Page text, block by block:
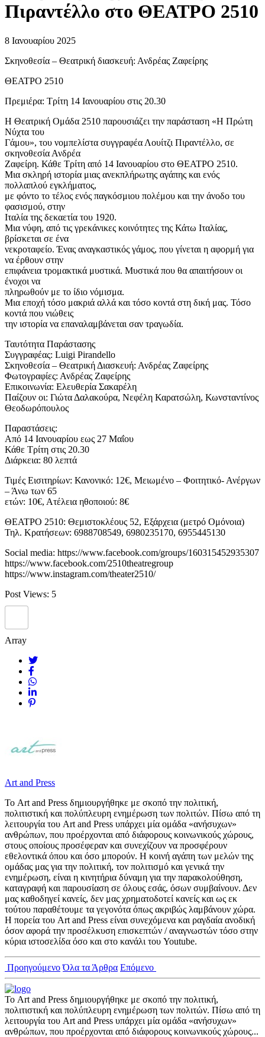
Πιραντέλλο στο ΘΕΑΤΡΟ 2510
8 Ιανουαρίου 2025
Σκηνοθεσία – Θεατρική διασκευή: Ανδρέας Ζαφείρης
ΘΕΑΤΡΟ 2510
Πρεμιέρα: Τρίτη 14 Ιανουαρίου στις 20.30
H Θεατρική Ομάδα 2510 παρουσιάζει την παράσταση «Η Πρώτη
Νύχτα του
Γάμου», του νομπελίστα συγγραφέα Λουίτζι Πιραντέλλο, σε
σκηνοθεσία Ανδρέα
Ζαφείρη. Κάθε Τρίτη από 14 Ιανουαρίου στο ΘΕΑΤΡΟ 2510.
Μια σκληρή ιστορία μιας ανεκπλήρωτης αγάπης και ενός
πολλαπλού εγκλήματος,
με φόντο το τέλος ενός παγκόσμιου πολέμου και την άνοδο του
φασισμού, στην
Ιταλία της δεκαετία του 1920.
Μια νύφη, από τις γρεκάνικες κοινότητες της Κάτω Ιταλίας,
βρίσκεται σε ένα
νεκροταφείο. Ένας αναγκαστικός γάμος, που γίνεται η αφορμή για
να έρθουν στην
επιφάνεια τρομακτικά μυστικά. Μυστικά που θα απαιτήσουν οι
ένοχοι να
πληρωθούν με το ίδιο νόμισμα.
Μια εποχή τόσο μακριά αλλά και τόσο κοντά στη δική μας. Τόσο
κοντά που νιώθεις
την ιστορία να επαναλαμβάνεται σαν τραγωδία.
Ταυτότητα Παράστασης
Συγγραφέας: Luigi Pirandello
Σκηνοθεσία – Θεατρική Διασκευή: Ανδρέας Ζαφείρης
Φωτογραφίες: Ανδρέας Ζαφείρης
Επικοινωνία: Ελευθερία Σακαρέλη
Παίζουν οι: Γιώτα Δαλακούρα, Νεφέλη Καρατσώλη, Κωνσταντίνος
Θεοδωρόπουλος
Παραστάσεις:
Από 14 Ιανουαρίου εως 27 Μαΐου
Κάθε Τρίτη στις 20.30
Διάρκεια: 80 λεπτά
Τιμές Εισιτηρίων: Κανονικό: 12€, Μειωμένο – Φοιτητικό- Ανέργων
– Άνω των 65
ετών: 10€, Ατέλεια ηθοποιού: 8€
ΘΕΑΤΡΟ 2510: Θεμιστοκλέους 52, Εξάρχεια (μετρό Ομόνοια)
Τηλ. Κρατήσεων: 6988708549, 6980235170, 6955445130
Social media: https://www.facebook.com/groups/160315452935307
https://www.facebook.com/2510theatregroup
https://www.instagram.com/theater2510/
Post Views: 5
Array
Art and Press
Το Art and Press δημιουργήθηκε με σκοπό την πολιτική,
πολιτιστική και πολύπλευρη ενημέρωση των πολιτών. Πίσω από τη
λειτουργία του Art and Press υπάρχει μία ομάδα «ανήσυχων»
ανθρώπων, που προέρχονται από διάφορους κοινωνικούς χώρους,
στους οποίους προσέφεραν και συνεχίζουν να προσφέρουν
εθελοντικά όπου και όσο μπορούν. Η κοινή αγάπη των μελών της
ομάδας μας για την πολιτική, τον πολιτισμό και γενικά την
ενημέρωση, είναι η κινητήρια δύναμη για την παρακολούθηση,
καταγραφή και παρουσίαση σε όλους εσάς, όσων συμβαίνουν. Δεν
μας καθοδηγεί κανείς, δεν μας χρηματοδοτεί κανείς και ως εκ
τούτου παραθέτουμε τα γεγονότα όπως ακριβώς λαμβάνουν χώρα.
Η πορεία του Art and Press είναι συνεχόμενα και ραγδαία ανοδική
όσον αφορά την προσέλκυση επισκεπτών / αναγνωστών τόσο στην
κύρια ιστοσελίδα όσο και στο κανάλι του Youtube.
Προηγούμενο Όλα τα Άρθρα Επόμενο
Το Art and Press δημιουργήθηκε με σκοπό την πολιτική,
πολιτιστική και πολύπλευρη ενημέρωση των πολιτών. Πίσω από τη
λειτουργία του Art and Press υπάρχει μία ομάδα «ανήσυχων»
ανθρώπων, που προέρχονται από διάφορους κοινωνικούς χώρους...